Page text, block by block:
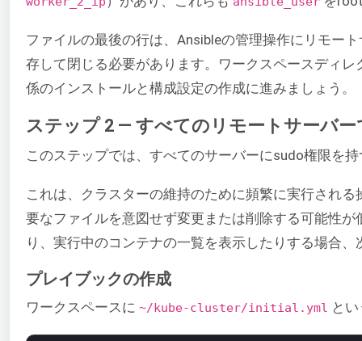
ファイルの最後の行は、Ansibleの管理操作にリモー
存して閉じる必要があります。ワークスペースディ
係のインストールと構成設定の作成に進みましょう。
ステップ 2 — すべてのリモートサーバ
このステップでは、すべてのサーバーにsudo権限を
これは、クラスターの維持のために頻繁に実行され
要なファイルを意図せず変更または削除する可能性
り、実行中のコンテナの一覧を表示したりする場合
プレイブックの作成
ワークスペースに ~/kube-cluster/initial.yml と